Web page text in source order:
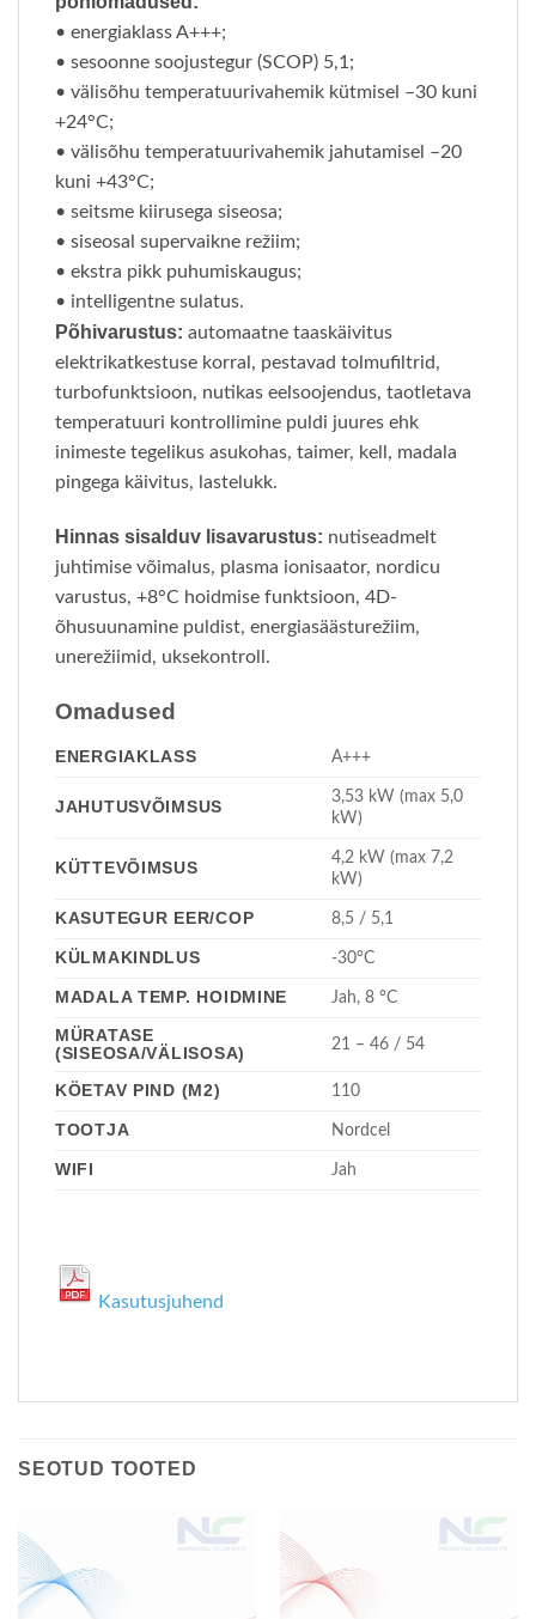
• energiaklass A+++;
• sesoonne soojustegur (SCOP) 5,1;
• välisõhu temperatuurivahemik kütmisel –30 kuni
+24°C;
• välisõhu temperatuurivahemik jahutamisel –20
kuni +43°C;
• seitsme kiirusega siseosa;
• siseosal supervaikne režiim;
• ekstra pikk puhumiskaugus;
• intelligentne sulatus.
Põhivarustus: automaatne taaskäivitus
elektrikatkestuse korral, pestavad tolmufiltrid,
turbofunktsioon, nutikas eelsoojendus, taotletava
temperatuuri kontrollimine puldi juures ehk
inimeste tegelikus asukohas, taimer, kell, madala
pingega käivitus, lastelukk.
Hinnas sisalduv lisavarustus: nutiseadmelt
juhtimise võimalus, plasma ionisaator, nordicu
varustus, +8°C hoidmise funktsioon, 4D-
õhusuunamine puldist, energiasäästurežiim,
unerežiimid, uksekontroll.
Omadused
ENERGIAKLASS A+++
JAHUTUSVÕIMSUS
3,53 kW (max 5,0
kW)
KÜTTEVÕIMSUS
4,2 kW (max 7,2
kW)
KASUTEGUR EER/COP 8,5 / 5,1
KÜLMAKINDLUS -30°C
MADALA TEMP. HOIDMINE Jah, 8 °C
MÜRATASE
(SISEOSA/VÄLISOSA)
21 – 46 / 54
KÖETAV PIND (M2) 110
TOOTJA Nordcel
WIFI Jah
Kasutusjuhend
SEOTUD TOOTED